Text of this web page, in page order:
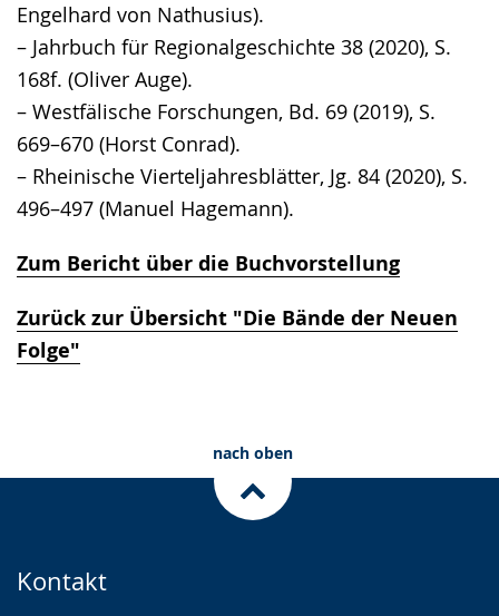
Engelhard von Nathusius).
– Jahrbuch für Regionalgeschichte 38 (2020), S.
168f. (Oliver Auge).
– Westfälische Forschungen, Bd. 69 (2019), S.
669–670 (Horst Conrad).
– Rheinische Vierteljahresblätter, Jg. 84 (2020), S.
496–497 (Manuel Hagemann).
Zum Bericht über die Buchvorstellung
Zurück zur Übersicht "Die Bände der Neuen
Folge"
nach oben
Kontakt